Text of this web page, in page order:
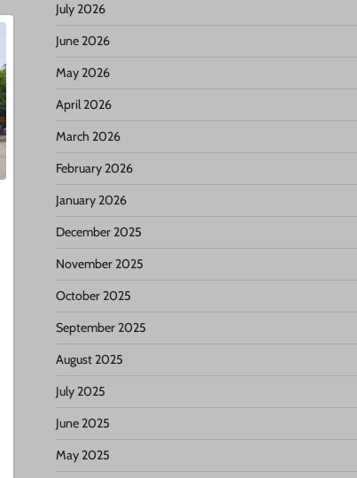
July 2026
June 2026
May 2026
April 2026
March 2026
February 2026
January 2026
December 2025
November 2025
October 2025
September 2025
August 2025
July 2025
June 2025
May 2025